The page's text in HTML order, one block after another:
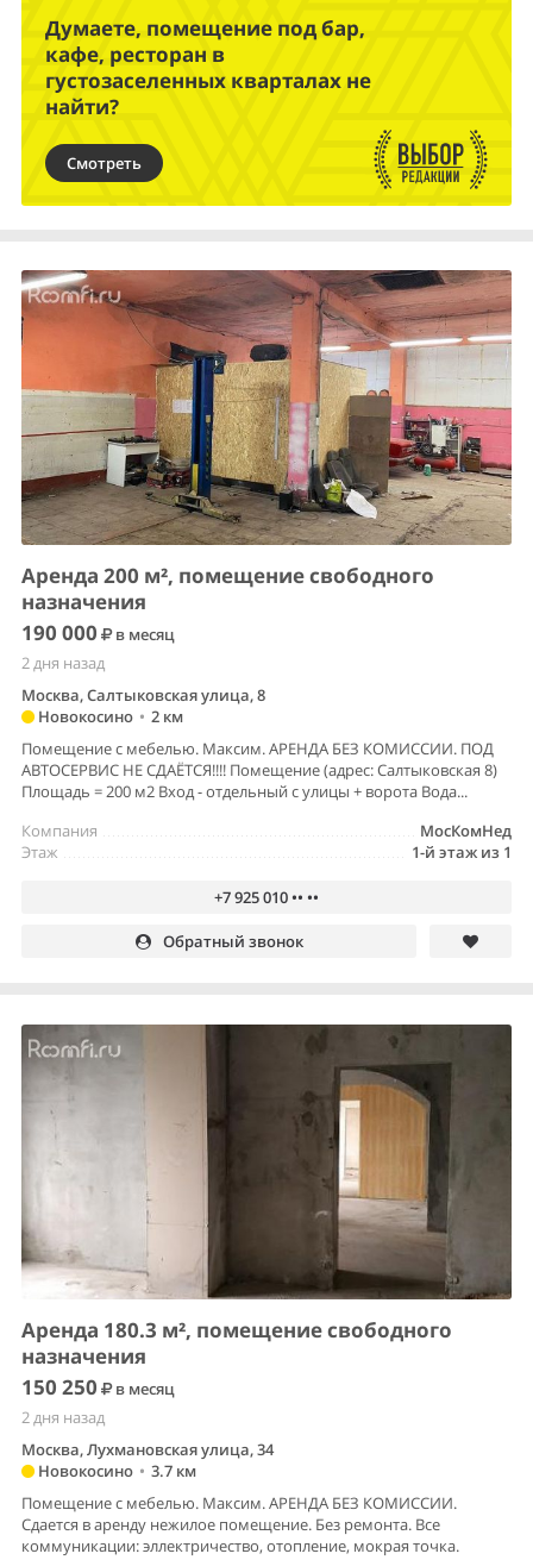
Думаете, помещение под бар,
кафе, ресторан в
густозаселенных кварталах не
найти?
Смотреть
Аренда 200 м², помещение свободного
назначения
190 000
в месяц
2 дня назад
Москва, Салтыковская улица, 8
Новокосино • 2 км
Помещение с мебелью. Максим. АРЕНДА БЕЗ КОМИССИИ. ПОД
АВТОСЕРВИС НЕ СДАЁТСЯ!!!! Помещение (адрес: Салтыковская 8)
Площадь = 200 м2 Вход - отдельный с улицы + ворота Вода...
МосКомНед
Компания
1-й этаж из 1
Этаж
+7 925 010 •• ••
Обратный звонок
Аренда 180.3 м², помещение свободного
назначения
150 250
в месяц
2 дня назад
Москва, Лухмановская улица, 34
Новокосино • 3.7 км
Помещение с мебелью. Максим. АРЕНДА БЕЗ КОМИССИИ.
Сдается в аренду нежилое помещение. Без ремонта. Все
коммуникации: эллектричество, отопление, мокрая точка.